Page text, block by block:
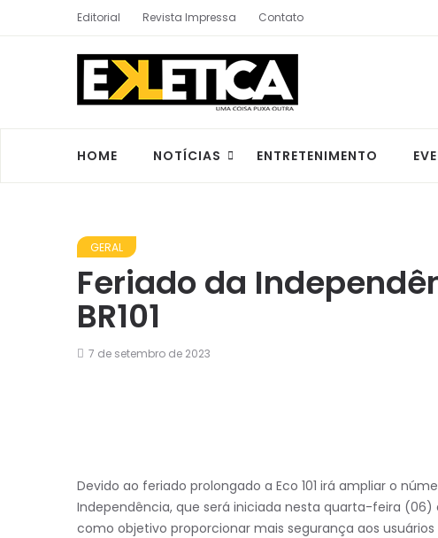
Editorial Revista Impressa Contato
HOME NOTÍCIAS ENTRETENIMENTO
GERAL
Feriado da
BR101
7 de setembro de 2023
Devido ao feriado prolongado a Eco 101 irá ampliar o
Independência, que será iniciada nesta quarta-feira
como objetivo proporcionar mais segurança aos